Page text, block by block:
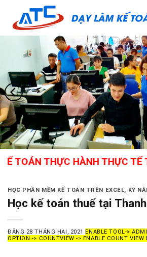
content
THỰC HÀNH THỰC TẾ TẠI
HỌC PHẦN MỀM KẾ TOÁN TRÊN EXCEL, KỸ
Học kế toán thuế tại
ĐĂNG 28 THÁNG HAI, 2021 ENABLE TOOL->
OPTION -> COUNTVIEW -> ENABLE COUNT VIEW